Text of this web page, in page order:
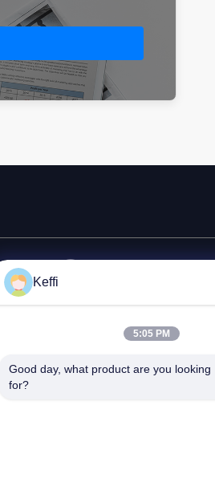
86-
Электронная почта
Keffi
5:05 PM
Good day, what product are you looking
for?